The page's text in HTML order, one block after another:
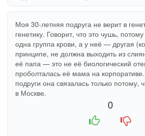
Моя 30-летняя подруга не верит в
генетику. Говорит, что это чушь,
одна группа крови, а у неё — другая
принципе, не должна выходить из
её папа — это не её биологический
проболталась её мама на
подруги она связалась только потому,
в Москве.
0